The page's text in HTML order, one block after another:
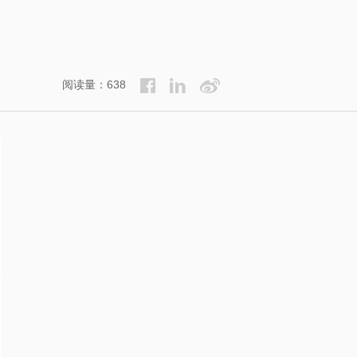
阅读量：638